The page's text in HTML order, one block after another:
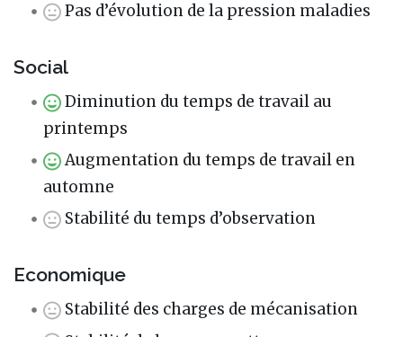
Pas d’évolution de la pression maladies
Social
Diminution du temps de travail au
printemps
Augmentation du temps de travail en
automne
Stabilité du temps d’observation
Economique
Stabilité des charges de mécanisation